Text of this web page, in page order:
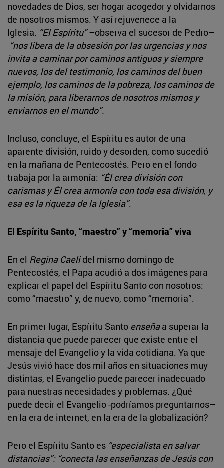
novedades de Dios, ser hogar acogedor y olvidarnos
de nosotros mismos. Y así rejuvenece a la
Iglesia. “El Espíritu”–observa el sucesor de Pedro–
“nos libera de la obsesión por las urgencias y nos
invita a caminar por caminos antiguos y siempre
nuevos, los del testimonio, los caminos del buen
ejemplo, los caminos de la pobreza, los caminos de
la misión, para liberarnos de nosotros mismos y
enviarnos en el mundo”.
Incluso, concluye, el Espíritu es autor de una
aparente división, ruido y desorden, como sucedió
en la mañana de Pentecostés. Pero en el fondo
trabaja por la armonía: “Él crea división con
carismas y Él crea armonía con toda esa división, y
esa es la riqueza de la Iglesia”.
El Espíritu Santo, “maestro” y “memoria” viva
En el Regina Caelidel mismo domingo de
Pentecostés, el Papa acudió a dos imágenes para
explicar el papel del Espíritu Santo con nosotros:
como “maestro” y, de nuevo, como “memoria”.
En primer lugar, Espíritu Santo enseñaa superar la
distancia que puede parecer que existe entre el
mensaje del Evangelio y la vida cotidiana. Ya que
Jesús vivió hace dos mil años en situaciones muy
distintas, el Evangelio puede parecer inadecuado
para nuestras necesidades y problemas. ¿Qué
puede decir el Evangelio -podríamos preguntarnos–
en la era de internet, en la era de la globalización?
Pero el Espíritu Santo es “especialista en salvar
distancias”: “conecta las enseñanzas de Jesús con